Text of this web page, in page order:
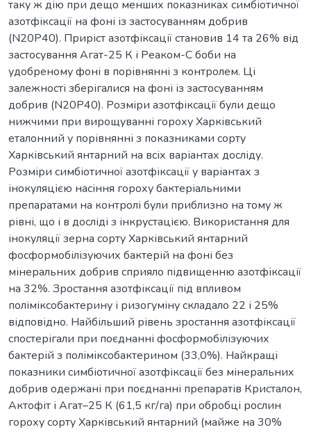
таку ж дію при дещо менших показниках симбіотичної
азотфіксації на фоні із застосуванням добрив
(N20P40). Приріст азотфіксації становив 14 та 26% від
застосування Агат-25 К і Реаком-С боби на
удобреному фоні в порівнянні з контролем. Ці
залежності зберігалися на фоні із застосуванням
добрив (N20P40). Розміри азотфіксації були дещо
нижчими при вирощуванні гороху Харківський
еталонний у порівнянні з показниками сорту
Харківський янтарний на всіх варіантах досліду.
Розміри симбіотичної азотфіксації у варіантах з
інокуляцією насіння гороху бактеріальними
препаратами на контролі були приблизно на тому ж
рівні, що і в досліді з інкрустацією. Використання для
інокуляції зерна сорту Харківський янтарний
фосформобілізуючих бактерій на фоні без
мінеральних добрив сприяло підвищенню азотфіксації
на 32%. Зростання азотфіксації під впливом
поліміксобактерину і ризогуміну складало 22 і 25%
відповідно. Найбільший рівень зростання азотфіксації
спостерігали при поєднанні фосформобілізуючих
бактерій з поліміксобактерином (33,0%). Найкращі
показники симбіотичної азотфіксації без мінеральних
добрив одержані при поєднанні препаратів Кристалон,
Актофіт і Агат–25 К (61,5 кг/га) при обробці рослин
гороху сорту Харківський янтарний (майже на 30%